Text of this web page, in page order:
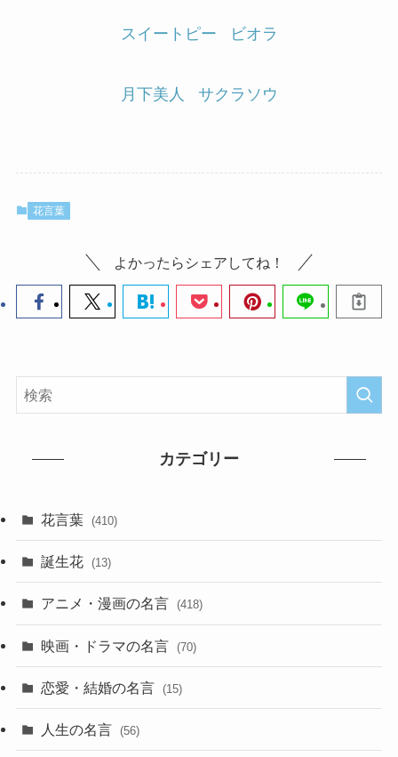
スイートピー ビオラ
月下美人 サクラソウ
花言葉
よかったらシェアしてね！
カテゴリー
花言葉 (410)
誕生花 (13)
アニメ・漫画の名言 (418)
映画・ドラマの名言 (70)
恋愛・結婚の名言 (15)
人生の名言 (56)